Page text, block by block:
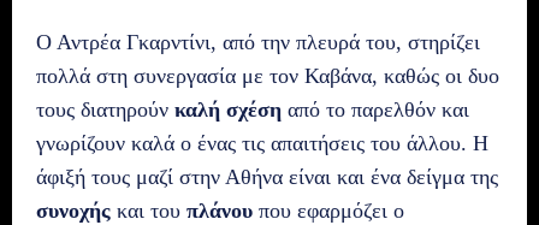
Ο Αντρέα Γκαρντίνι, από την πλευρά του, στηρίζει
πολλά στη συνεργασία με τον Καβάνα, καθώς οι δυο
τους διατηρούν καλή σχέση από το παρελθόν και
γνωρίζουν καλά ο ένας τις απαιτήσεις του άλλου. Η
άφιξή τους μαζί στην Αθήνα είναι και ένα δείγμα της
συνοχής και του πλάνου που εφαρμόζει ο